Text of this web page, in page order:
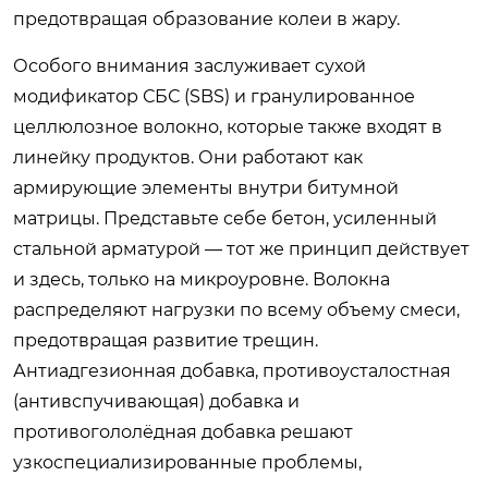
предотвращая образование колеи в жару.
Особого внимания заслуживает сухой
модификатор СБС (SBS) и гранулированное
целлюлозное волокно, которые также входят в
линейку продуктов. Они работают как
армирующие элементы внутри битумной
матрицы. Представьте себе бетон, усиленный
стальной арматурой — тот же принцип действует
и здесь, только на микроуровне. Волокна
распределяют нагрузки по всему объему смеси,
предотвращая развитие трещин.
Антиадгезионная добавка, противоусталостная
(антивспучивающая) добавка и
противогололёдная добавка решают
узкоспециализированные проблемы,